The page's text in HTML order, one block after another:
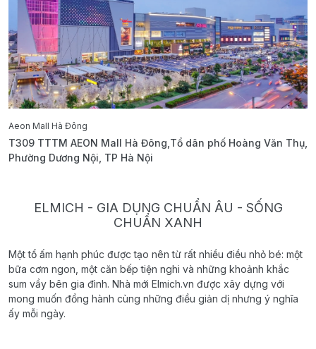
Aeon Mall Hà Đông
T309 TTTM AEON Mall Hà Đông,Tổ dân phố Hoàng Văn Thụ,
Phường Dương Nội, TP Hà Nội
ELMICH - GIA DỤNG CHUẨN ÂU - SỐNG
CHUẨN XANH
Một tổ ấm hạnh phúc được tạo nên từ rất nhiều điều nhỏ bé: một
bữa cơm ngon, một căn bếp tiện nghi và những khoảnh khắc
sum vầy bên gia đình. Nhà mới Elmich.vn được xây dựng với
mong muốn đồng hành cùng những điều giản dị nhưng ý nghĩa
ấy mỗi ngày.